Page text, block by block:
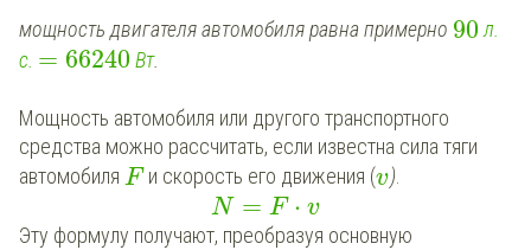
мощность двигателя автомобиля равна примерно 90 л.
с. = 66240 Вт.
Мощность автомобиля или другого транспортного
средства можно рассчитать, если известна сила тяги
автомобиля Fи скорость его движения (v).
N = F ⋅ v
Эту формулу получают, преобразуя основную